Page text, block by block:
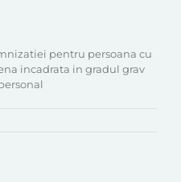
pentru persoana cu
incadrata in gradul grav